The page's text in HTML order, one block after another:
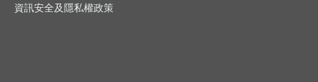
資訊安全及 隱私權政策